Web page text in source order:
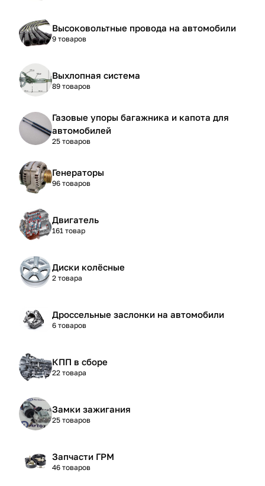
Высоковольтные провода на автомобили
9 товаров
Выхлопная система
89 товаров
Газовые упоры багажника и капота для
автомобилей
25 товаров
Генераторы
96 товаров
Двигатель
161 товар
Диски колёсные
2 товара
Дроссельные заслонки на автомобили
6 товаров
КПП в сборе
22 товара
Замки зажигания
25 товаров
Запчасти ГРМ
46 товаров